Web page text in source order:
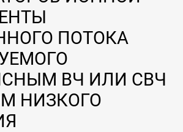
ПОТОКА
ВЧ ИЛИ СВЧ
НИЗКОГО